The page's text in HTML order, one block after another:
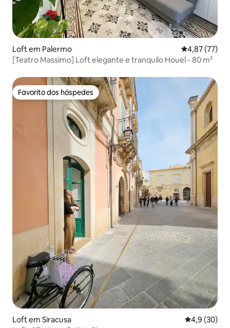
Loft em Palermo Classificação
4,87 (77)
[Teatro Massimo] Loft elegante e tranquilo Houel - 80 m²
Favorito dos hóspedes
Favorito dos hóspedes
Loft em Siracusa
4,9 (30)